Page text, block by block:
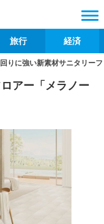
旅行 経済
りに強い新素材サニタリー
アー「メラノー